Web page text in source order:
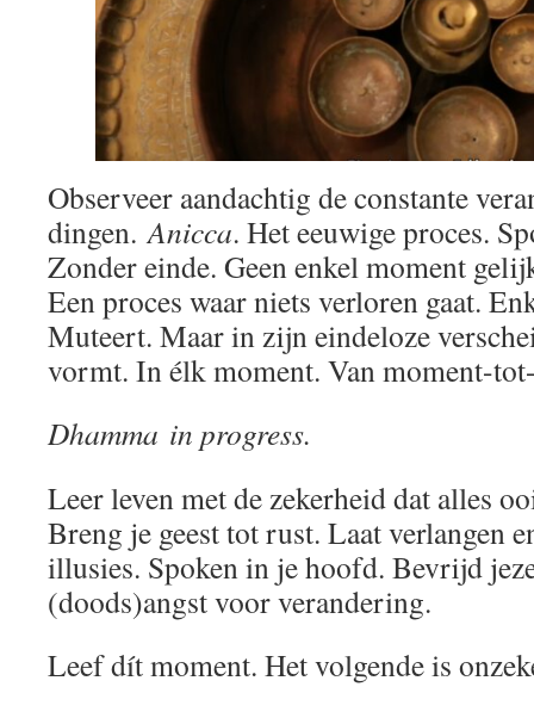
Observeer aandachtig de constante
dingen. Anicca. Het eeuwige proces.
Zonder einde. Geen enkel moment
Een proces waar niets verloren gaat.
Muteert. Maar in zijn eindeloze
vormt. In élk moment. Van moment-
Dhamma in progress.
Leer leven met de zekerheid dat alles
Breng je geest tot rust. Laat verlangen
illusies. Spoken in je hoofd. Bevrijd
(doods)angst voor verandering.
Leef dít moment. Het volgende is